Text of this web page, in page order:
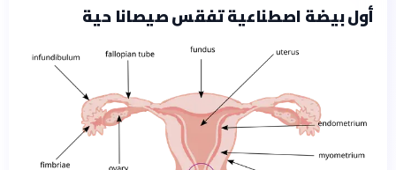
أول بيضة اصطناعية تفقس صيصانا حية